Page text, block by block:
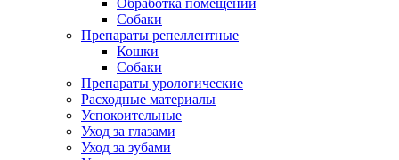
Обработка помещений
Собаки
Препараты репеллентные
Кошки
Собаки
Препараты урологические
Расходные материалы
Успокоительные
Уход за глазами
Уход за зубами